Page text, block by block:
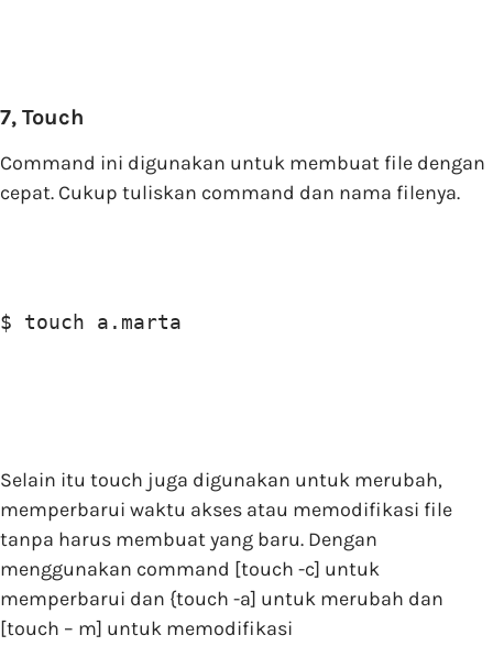
7, Touch
Command ini digunakan untuk membuat file dengan
cepat. Cukup tuliskan command dan nama filenya.
$ touch a.marta
Selain itu touch juga digunakan untuk merubah,
memperbarui waktu akses atau memodifikasi file
tanpa harus membuat yang baru. Dengan
menggunakan command [touch -c] untuk
memperbarui dan {touch -a] untuk merubah dan
[touch – m] untuk memodifikasi